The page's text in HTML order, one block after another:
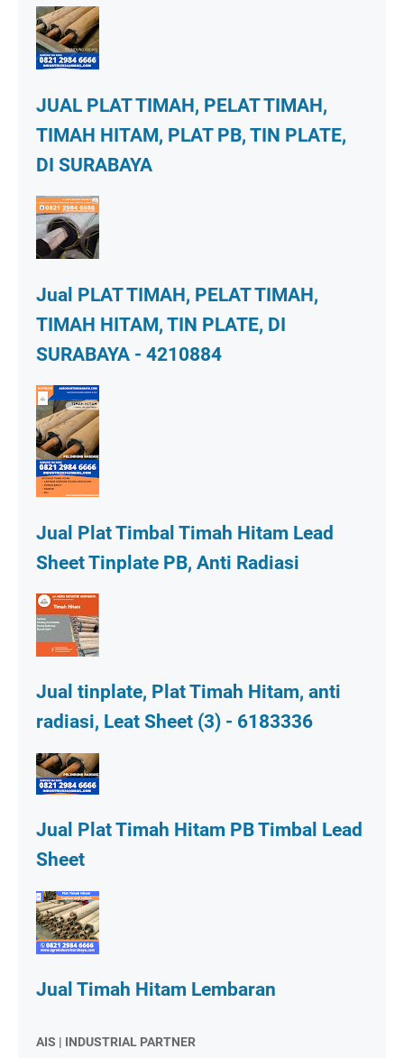
JUAL PLAT TIMAH, PELAT TIMAH,
TIMAH HITAM, PLAT PB, TIN PLATE,
DI SURABAYA
Jual PLAT TIMAH, PELAT TIMAH,
TIMAH HITAM, TIN PLATE, DI
SURABAYA - 4210884
Jual Plat Timbal Timah Hitam Lead
Sheet Tinplate PB, Anti Radiasi
Jual tinplate, Plat Timah Hitam, anti
radiasi, Leat Sheet (3) - 6183336
Jual Plat Timah Hitam PB Timbal Lead
Sheet
Jual Timah Hitam Lembaran
AIS | INDUSTRIAL PARTNER